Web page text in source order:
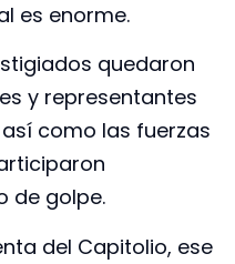
es enorme.
quedaron
y representantes
como las fuerzas
de golpe.
del Capitolio, ese